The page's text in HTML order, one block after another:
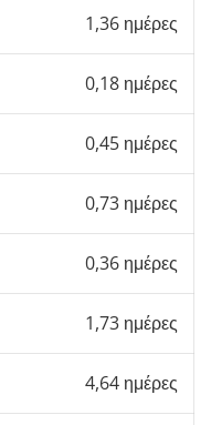
1,36 ημέρες
0,18 ημέρες
0,45 ημέρες
0,73 ημέρες
0,36 ημέρες
1,73 ημέρες
4,64 ημέρες